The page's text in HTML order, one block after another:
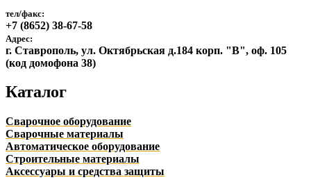
тел/факс:
+7 (8652) 38-67-58
Адрес:
г. Ставрополь, ул. Октябрьская д.184 корп. "В", оф. 105
(код домофона 38)
Каталог
Сварочное оборудование
Сварочные материалы
Автоматическое оборудование
Строительные материалы
Аксессуары и средства защиты